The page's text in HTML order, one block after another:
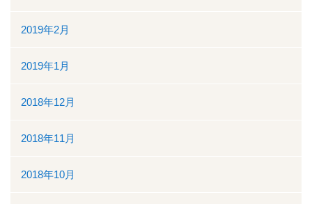
2019年2月
2019年1月
2018年12月
2018年11月
2018年10月